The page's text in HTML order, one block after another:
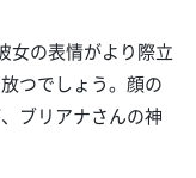
女の表情がより際立
つでしょう。顔の
ブリアナさんの神